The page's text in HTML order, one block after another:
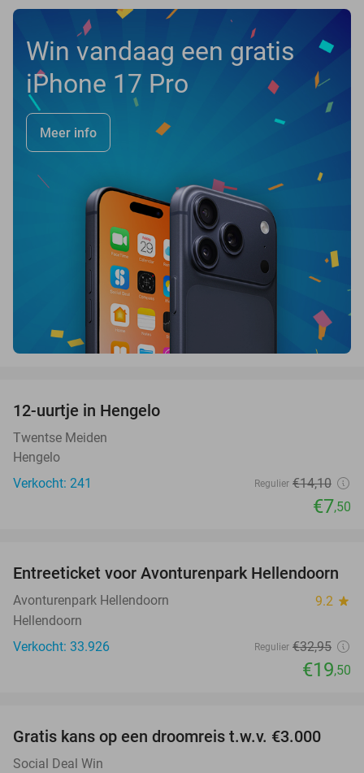
Win vandaag een gratis
iPhone 17 Pro
Meer info
12-uurtje in Hengelo
Twentse Meiden
Hengelo
Verkocht: 241
Regulier €14,10
€7,50
41%
Entreeticket voor Avonturenpark Hellendoorn
Avonturenpark Hellendoorn 9.2 star
Hellendoorn
Verkocht: 33.926
Regulier €32,95
€19,50
Gratis kans op een droomreis t.w.v. €3.000
Social Deal Win